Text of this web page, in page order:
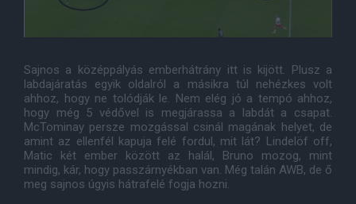
Sajnos a középpályás emberhátrány itt is kijött. Plusz a
labdajáratás egyik oldalról a másikra túl nehézkes volt
ahhoz, hogy ne tolódják le. Nem elég jó a tempó ahhoz,
hogy még 5 védővel is megjárassa a labdát a csapat.
McTominay persze mozgással csinál magának helyet, de
amint az ellenfél kapuja felé fordul, mit lát? Lindelöf off,
Matic két ember között az halál, Bruno mozog, mint
mindig, kár, hogy passzárnyékban van. Még talán AWB, de ő
meg sajnos úgyis hátrafelé fogja hozni.